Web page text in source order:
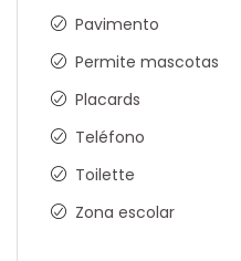
Pavimento
Permite mascotas
Placards
Teléfono
Toilette
Zona escolar